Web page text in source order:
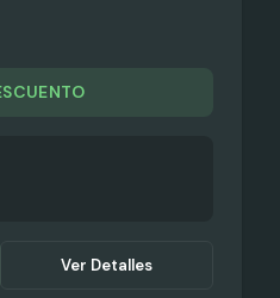
Ver Detalles